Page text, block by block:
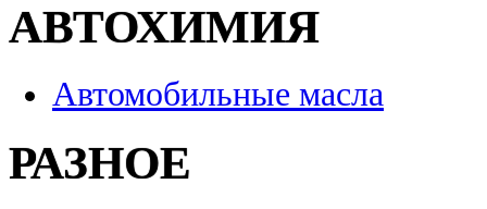
АВТОХИМИЯ
Автомобильные масла
РАЗНОЕ